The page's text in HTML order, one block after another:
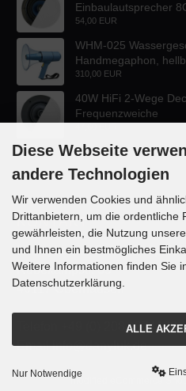
Einbaulautsprecher
54,00 EUR
WHM-025
Handmegaphon,
310,00 EUR
40W HiFi 2-Wege
Frequenzweiche
KONTAKT
Lautsprecher-OnlineShop.de
Rübekampstr. 35
46117 Oberhausen
Telefon +49 (0) 208 / 874188
Email info@danyluk.de
mod
Diese Webseite
andere Technologien
Wir verwenden Cookies und
Drittanbietern, um die ordentliche
gewährleisten, die Nutzung
und Ihnen ein bestmögliches
Weitere Informationen finden Sie
Datenschutzerklärung.
ALLE
Nur Notwendige